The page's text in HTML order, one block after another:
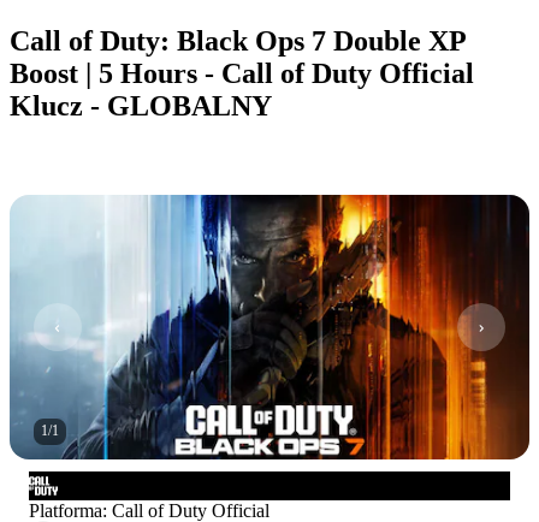
Call of Duty: Black Ops 7 Double XP
Boost | 5 Hours - Call of Duty Official
Klucz - GLOBALNY
1/1
Platforma: Call of Duty Official